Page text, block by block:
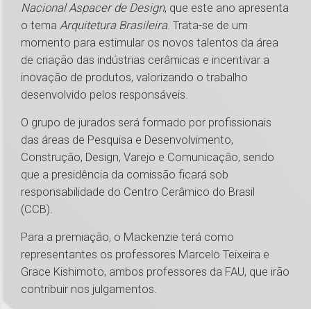
Nacional Aspacer de Design, que este ano apresenta
o tema Arquitetura Brasileira. Trata-se de um
momento para estimular os novos talentos da área
de criação das indústrias cerâmicas e incentivar a
inovação de produtos, valorizando o trabalho
desenvolvido pelos responsáveis.
O grupo de jurados será formado por profissionais
das áreas de Pesquisa e Desenvolvimento,
Construção, Design, Varejo e Comunicação, sendo
que a presidência da comissão ficará sob
responsabilidade do Centro Cerâmico do Brasil
(CCB).
Para a premiação, o Mackenzie terá como
representantes os professores Marcelo Teixeira e
Grace Kishimoto, ambos professores da FAU, que irão
contribuir nos julgamentos.